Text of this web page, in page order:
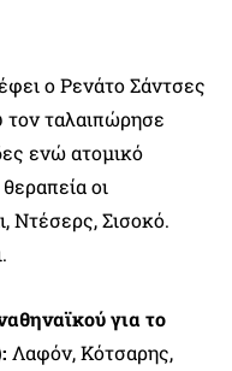
ο Ρενάτο Σάντσες
ταλαιπώρησε
ενώ ατομικό
οι
Ντέσερς, Σισοκό.
για το
Λαφόν, Κότσαρης,